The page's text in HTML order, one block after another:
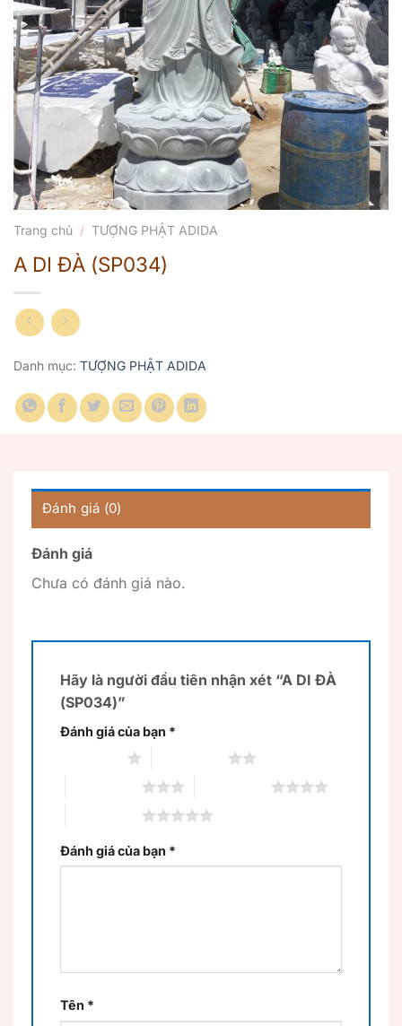
Trang chủ / TƯỢNG PHẬT ADIDA
A DI ĐÀ (SP034)
Danh mục: TƯỢNG PHẬT ADIDA
Đánh giá (0)
Đánh giá
Chưa có đánh giá nào.
Hãy là người đầu tiên nhận xét “A DI ĐÀ
(SP034)”
Đánh giá của bạn *
Đánh giá của bạn *
Tên *